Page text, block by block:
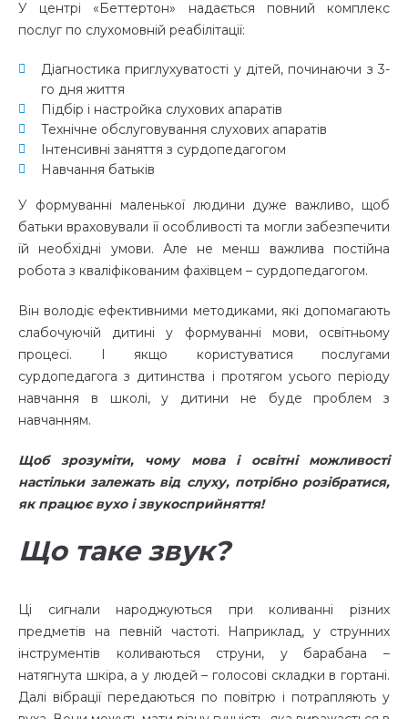
У центрі «Беттертон» надається повний комплекс
послуг по слухомовній реабілітації:
Діагностика приглухуватості у дітей, починаючи з 3-
го дня життя
Підбір і настройка слухових апаратів
Технічне обслуговування слухових апаратів
Інтенсивні заняття з сурдопедагогом
Навчання батьків
У формуванні маленької людини дуже важливо, щоб
батьки враховували її особливості та могли забезпечити
їй необхідні умови. Але не менш важлива постійна
робота з кваліфікованим фахівцем – сурдопедагогом.
Він володіє ефективними методиками, які допомагають
слабочуючій дитині у формуванні мови, освітньому
процесі. І якщо користуватися послугами
сурдопедагога з дитинства і протягом усього періоду
навчання в школі, у дитини не буде проблем з
навчанням.
Щоб зрозуміти, чому мова і освітні можливості
настільки залежать від слуху, потрібно розібратися,
як працює вухо і звукосприйняття!
Що таке звук?
Ці сигнали народжуються при коливанні різних
предметів на певній частоті. Наприклад, у струнних
інструментів коливаються струни, у барабана –
натягнута шкіра, а у людей – голосові складки в гортані.
Далі вібрації передаються по повітрю і потрапляють у